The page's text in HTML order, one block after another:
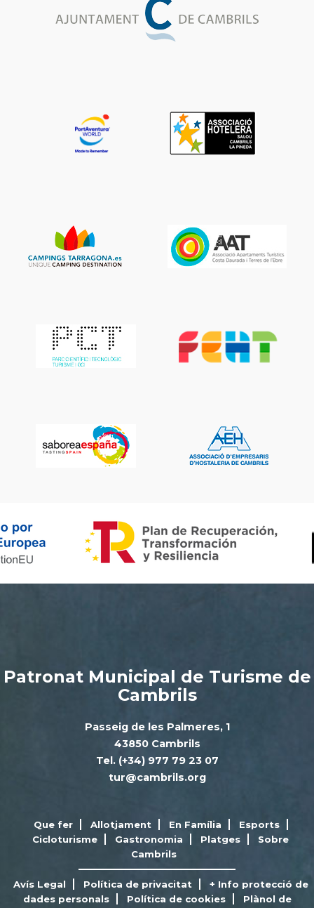
Patronat Municipal de Turisme de
Cambrils
Passeig de les Palmeres, 1
43850 Cambrils
Tel. (+34) 977 79 23 07
tur@cambrils.org
Que fer Allotjament En Família
Esports
Cicloturisme
Gastronomia Platges
Sobre
Cambrils
Avís Legal Política de privacitat
+ Info protecció de
dades personals
Política de cookies
Plànol de